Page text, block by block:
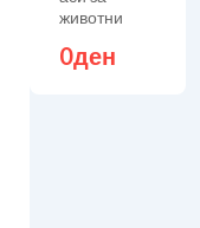
животни
0ден